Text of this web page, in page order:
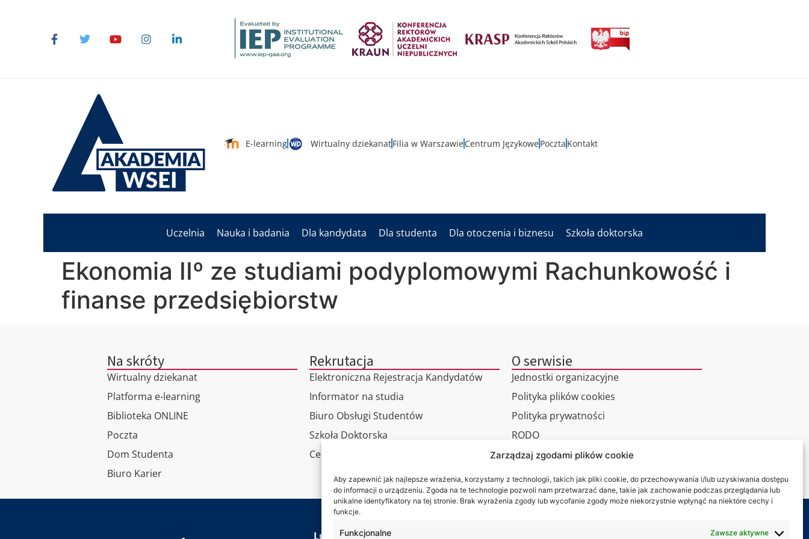
Zarządzaj zgodami plików cookie
Aby zapewnić jak najlepsze wrażenia, korzystamy z technologii, takich jak pliki cookie, do przechowywania i/lub uzyskiwania dostępu
do informacji o urządzeniu. Zgoda na te technologie pozwoli nam przetwarzać dane, takie jak zachowanie podczas przeglądania lub
unikalne identyfikatory na tej stronie. Brak wyrażenia zgody lub wycofanie zgody może niekorzystnie wpłynąć na niektóre cechy i
funkcje.
Funkcjonalne Zawsze aktywne
E-learning Wirtualny dziekanatFilia w WarszawieCentrum JęzykowePoczta Kontakt
Uczelnia Nauka i badania Dla kandydata Dla studenta Dla otoczenia i biznesu Szkoła doktorska
Ekonomia IIº ze studiami podyplomowymi Rachunkowość i
finanse przedsiębiorstw
Na skróty
Wirtualny dziekanat
Platforma e-learning
Biblioteka ONLINE
Poczta
Dom Studenta
Biuro Karier
Rekrutacja
Elektroniczna Rejestracja Kandydatów
Informator na studia
Biuro Obsługi Studentów
Szkoła Doktorska
Centrum Studiów Podyplomowych
O serwisie
Jednostki organizacyjne
Polityka plików cookies
Polityka prywatności
RODO
Wirtualny spacer
Kontakt
Lubelska Akademia WSEI